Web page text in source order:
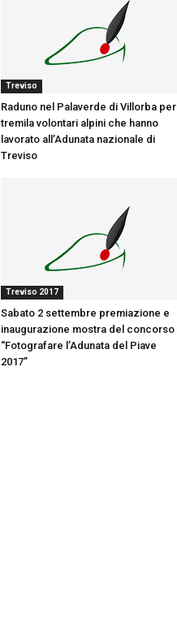
Treviso
Raduno nel Palaverde di Villorba per
tremila volontari alpini che hanno
lavorato all’Adunata nazionale di
Treviso
Treviso 2017
Sabato 2 settembre premiazione e
inaugurazione mostra del concorso
“Fotografare l’Adunata del Piave
2017”